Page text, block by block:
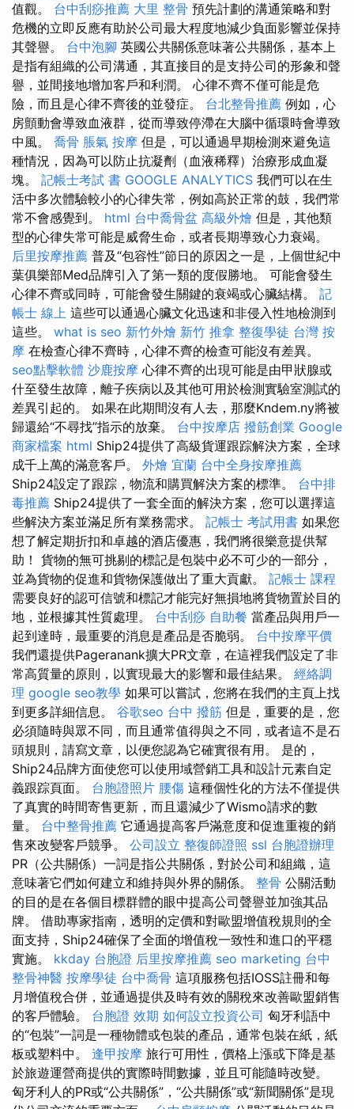
值觀。 台中刮痧推薦 大里 整骨 預先計劃的溝通策略和對
危機的立即反應有助於公司最大程度地減少負面影響並保持
其聲譽。 台中泡腳 英國公共關係意味著公共關係，基本上
是指有組織的公司溝通，其直接目的是支持公司的形象和聲
譽，並間接地增加客戶和利潤。 心律不齊不僅可能是危
險，而且是心律不齊後的並發症。 台北整骨推薦 例如，心
房顫動會導致血液群，從而導致停滯在大腦中循環時會導致
中風。 喬骨 脹氣 按摩 但是，可以通過早期檢測來避免這
種情況，因為可以防止抗凝劑（血液稀釋）治療形成血凝
塊。 記帳士考試 書 GOOGLE ANALYTICS 我們可以在生
活中多次體驗較小的心律失常，例如高於正常的鼓，我們常
常不會感覺到。 html 台中喬骨盆 高級外燴 但是，其他類
型的心律失常可能是威脅生命，或者長期導致心力衰竭。
后里按摩推薦 普及“包容性”節日的原因之一是，上個世紀中
葉俱樂部Med品牌引入了第一類的度假勝地。 可能會發生
心律不齊或同時，可能會發生關鍵的衰竭或心臟結構。 記
帳士 線上 這些可以通過心臟文化迅速和非侵入性地檢測到
這些。 what is seo 新竹外燴 新竹 推拿 整復學徒 台灣 按
摩 在檢查心律不齊時，心律不齊的檢查可能沒有差異。
seo點擊軟體 沙鹿按摩 心律不齊的出現可能是由甲狀腺或
什至發生故障，離子疾病以及其他可用於檢測實驗室測試的
差異引起的。 如果在此期間沒有人去，那麼Kndem.ny將被
歸還給“不尋找”指示的放棄。 台中按摩店 撥筋創業 Google
商家檔案 html Ship24提供了高級貨運跟踪解決方案，全球
成千上萬的滿意客戶。 外燴 宜蘭 台中全身按摩推薦
Ship24設定了跟踪，物流和購買解決方案的標準。 台中排
毒推薦 Ship24提供了一套全面的解決方案，您可以選擇這
些解決方案並滿足所有業務需求。 記帳士 考試用書 如果您
想了解定期折扣和卓越的酒店優惠，我們將很樂意提供幫
助！ 貨物的無可挑剔的標記是包裝中必不可少的一部分，
並為貨物的促進和貨物保護做出了重大貢獻。 記帳士 課程
需要良好的認可信號和標記才能完好無損地將貨物置於目的
地，並根據其性質處理。 台中刮痧 自助餐 當產品與用戶一
起到達時，最重要的消息是產品是否脆弱。 台中按摩平價
我們還提供Pageranank擴大PR文章，在這裡我們設定了非
常高質量的原則，以實現最大的影響和最佳結果。 經絡調
理 google seo教學 如果可以嘗試，您將在我們的主頁上找
到更多詳細信息。 谷歌seo 台中 撥筋 但是，重要的是，您
必須隨時與眾不同，而且通常值得與之不同，或者這不是石
頭規則，請寫文章，以便您認為它確實很有用。 是的，
Ship24品牌方面使您可以使用域營銷工具和設計元素自定
義跟踪頁面。 台胞證照片 腰傷 這種個性化的方法不僅提供
了真實的時間寄售更新，而且還減少了Wismo請求的數
量。 台中整骨推薦 它通過提高客戶滿意度和促進重複的銷
售來改變客戶競爭。 公司設立 整復師證照 ssl 台胞證辦理
PR（公共關係）一詞是指公共關係，對於公司和組織，這
意味著它們如何建立和維持與外界的關係。 整骨 公關活動
的目的是在各個目標群體的眼中提高公司聲譽並加強其品
牌。 借助專家指南，透明的定價和對歐盟增值稅規則的全
面支持，Ship24確保了全面的增值稅一致性和進口的平穩
實施。 kkday 台胞證 后里按摩推薦 seo marketing 台中
整骨神醫 按摩學徒 台中喬骨 這項服務包括IOSS註冊和每
月增值稅合併，並通過提供及時有效的關稅來改善歐盟銷售
的客戶體驗。 台胞證 效期 如何設立投資公司 匈牙利語中
的“包裝”一詞是一種物體或包裝的產品，通常包裝在紙，紙
板或塑料中。 逢甲按摩 旅行可用性，價格上漲或下降是基
於旅遊運營商提供的實際時間數據，並且可能隨時改變。
匈牙利人的PR或“公共關係”，“公共關係”或“新聞關係”是現